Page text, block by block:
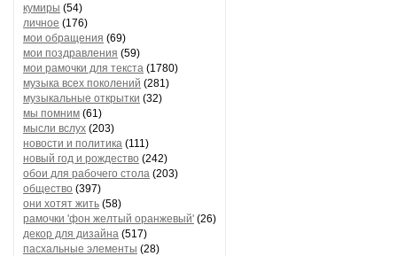
кумиры (54)
личное (176)
мои обращения (69)
мои поздравления (59)
мои рамочки для текста (1780)
музыка всех поколений (281)
музыкальные открытки (32)
мы помним (61)
мысли вслух (203)
новости и политика (111)
новый год и рождество (242)
обои для рабочего стола (203)
общество (397)
они хотят жить (58)
рамочки 'фон желтый оранжевый' (26)
декор для дизайна (517)
пасхальные элементы (28)